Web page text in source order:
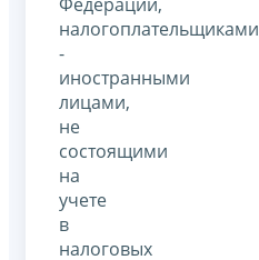
налогоплательщиками
-
иностранными
лицами,
не
состоящими
на
учете
в
налоговых